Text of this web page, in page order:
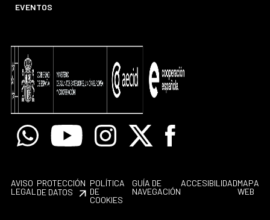
EVENTOS
WhatsappYoutube Instagram
X Facebook
AVISO
LEGAL
PROTECCIÓN
DE DATOS
POLÍTICA
DE
COOKIES
GUÍA DE
NAVEGACIÓN
ACCESIBILIDADMAPA
WEB